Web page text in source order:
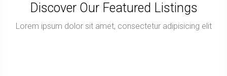
Discover Our Featured Listings
Lorem ipsum dolor sit amet, consectetur adipisicing elit